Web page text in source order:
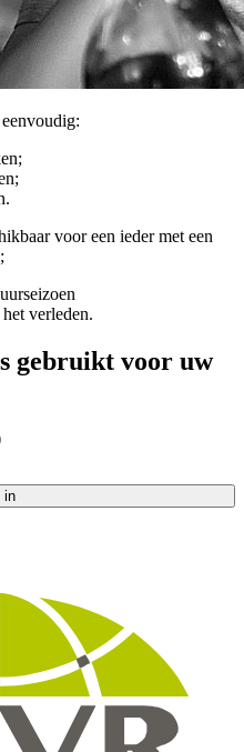
voor een ieder met een
verleden.
gebruikt voor uw
in